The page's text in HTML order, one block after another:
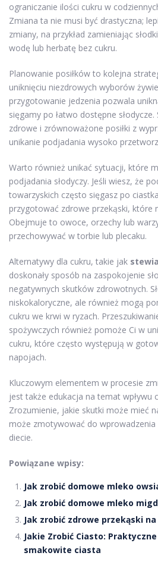
ograniczanie ilości cukru w
Zmiana ta nie musi być drastyczna;
zmiany, na przykład zamieniając
wodę lub herbatę bez cukru.
Planowanie posiłków to kolejna
uniknięciu niezdrowych wyborów
przygotowanie jedzenia pozwala
sięgamy po łatwo dostępne
zdrowe i zrównoważone posiłki z
unikanie podjadania wysoko
Warto również unikać sytuacji, które
podjadania słodyczy. Jeśli wiesz, że
towarzyskich często sięgasz po
przygotować zdrowe przekąski, które
Obejmuje to owoce, orzechy lub
przechowywać w torbie lub plecaku.
Alternatywy dla cukru, takie jak stewia
doskonały sposób na zaspokojenie
negatywnych skutków zdrowotnych.
niskokaloryczne, ale również mogą
cukru we krwi w ryzach.
spożywczych również pomoże Ci w
cukru, które często występują w
napojach.
Kluczowym elementem w procesie
jest także edukacja na temat wpływu
Zrozumienie, jakie skutki może mieć
może zmotywować do
diecie.
Powiązane wpisy:
Jak zrobić domowe mleko
Jak zrobić domowe mleko
Jak zrobić zdrowe przekąski
Jakie Zrobić Ciasto:
smakowite ciasta